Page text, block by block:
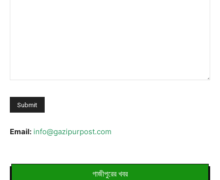
Email: info@gazipurpost.com
গাজীপুরের খবর